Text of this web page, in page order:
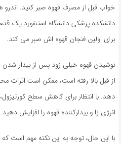
خواب قبل از مصرف قهوه صبر کنید.
برای اولین فنجان قهوه اش صبر می کند.
نوشیدن قهوه خیلی زود پس از بیدار شدن
از قبل بالا رفته است، ممکن است اثرات
دهد. با انتظار برای کاهش سطح کورتیزول،
انرژی زا و بیدارکننده قهوه را افزایش دهید.
با این حال، توجه به این نکته مهم است